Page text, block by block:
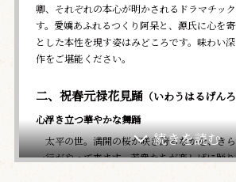
卿、それぞれの本心が明かされるドラマチッ
す。愛嬌あふれるつくり阿呆と、源氏に心を
とした本性を現す姿はみどころです。味わい
作をご堪能ください。
二、祝春元禄花見踊（いわうはるげん
心浮き立つ華やかな舞踊
太平の世。満開の桜が咲き誇るなかを、き
一行がやって来ます。若衆たちが楽しげに踊